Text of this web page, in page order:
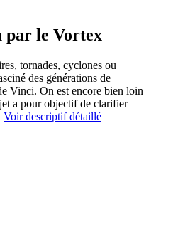
par le Vortex
tornades, cyclones ou
des générations de
Vinci. On est encore bien loin
a pour objectif de clarifier
Voir descriptif détaillé